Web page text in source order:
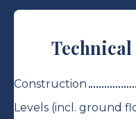
Construction
Levels (incl. ground